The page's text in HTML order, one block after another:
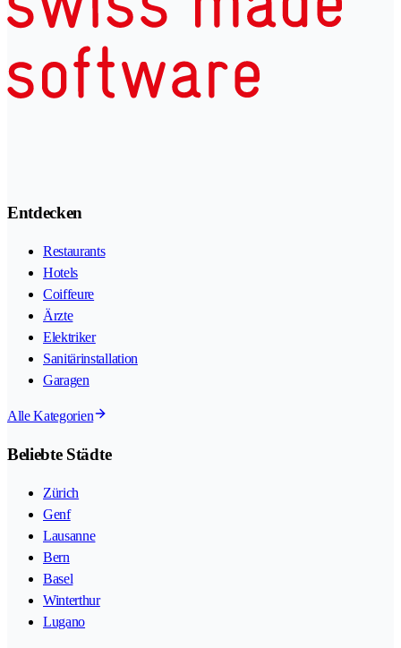
Entdecken
Restaurants
Hotels
Coiffeure
Ärzte
Elektriker
Sanitärinstallation
Garagen
Alle Kategorien
Beliebte Städte
Zürich
Genf
Lausanne
Bern
Basel
Winterthur
Lugano